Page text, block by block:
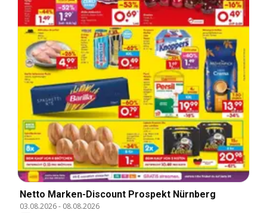
Netto Marken-Discount Prospekt Nürnberg
03.08.2026- 08.08.2026